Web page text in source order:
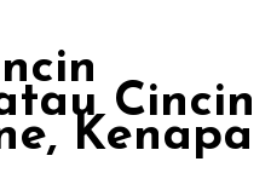
Cincin
Kenapa